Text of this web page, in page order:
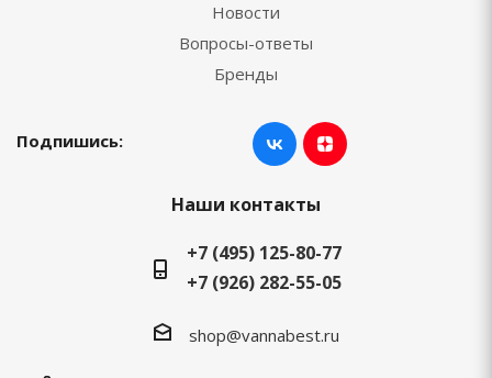
Новости
Вопросы-ответы
Бренды
Подпишись:
Наши контакты
+7 (495) 125-80-77
+7 (926) 282-55-05
shop@vannabest.ru